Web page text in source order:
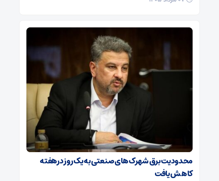
محدودیت برق شهرک‌های صنعتی به یک روز درهفته
کاهش یافت